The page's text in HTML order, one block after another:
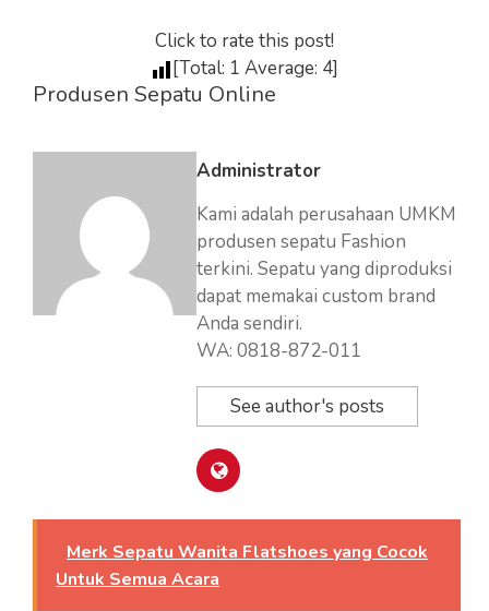
Click to rate this post!
[Total: 1 Average: 4]
Produsen Sepatu Online
Administrator
Kami adalah perusahaan UMKM
produsen sepatu Fashion
terkini. Sepatu yang diproduksi
dapat memakai custom brand
Anda sendiri.
WA: 0818-872-011
See author's posts
Merk Sepatu Wanita Flatshoes yang Cocok
Untuk Semua Acara